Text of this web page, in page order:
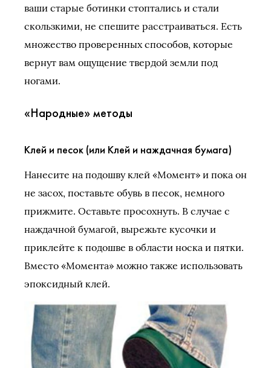
ваши старые ботинки стоптались и стали
скользкими, не спешите расстраиваться. Есть
множество проверенных способов, которые
вернут вам ощущение твердой земли под
ногами.
«Народные» методы
Клей и песок (или Клей и наждачная бумага)
Нанесите на подошву клей «Момент» и пока он
не засох, поставьте обувь в песок, немного
прижмите. Оставьте просохнуть. В случае с
наждачной бумагой, вырежьте кусочки и
приклейте к подошве в области носка и пятки.
Вместо «Момента» можно также использовать
эпоксидный клей.